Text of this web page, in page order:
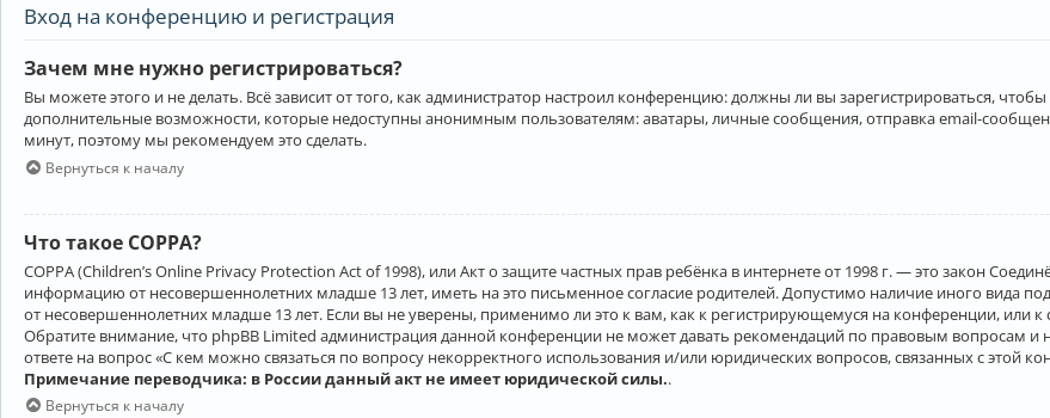
Вход на конференцию и регистрация
Зачем мне нужно регистрироваться?
Вы можете этого и не делать. Всё зависит от того, как администратор настроил конференцию: должны ли вы зарегистрироваться,
дополнительные возможности, которые недоступны анонимным пользователям: аватары, личные сообщения, отправка email-
минут, поэтому мы рекомендуем это сделать.
Вернуться к началу
Что такое COPPA?
COPPA (Children’s Online Privacy Protection Act of 1998), или Акт о защите частных прав ребёнка в интернете от 1998 г. — это закон
информацию от несовершеннолетних младше 13 лет, иметь на это письменное согласие родителей. Допустимо наличие иного вида
от несовершеннолетних младше 13 лет. Если вы не уверены, применимо ли это к вам, как к регистрирующемуся на конференции, или
Обратите внимание, что phpBB Limited администрация данной конференции не может давать рекомендаций по правовым вопросам
ответе на вопрос «С кем можно связаться по вопросу некорректного использования и/или юридических вопросов, связанных с этой
Примечание переводчика: в России данный акт не имеет юридической силы..
Вернуться к началу